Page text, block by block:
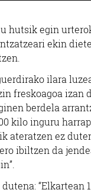
hutsik egin
ekin
ilara
freskoagoa izan
berdela
kilo inguru
ateratzen ez
ibiltzen da
“Elkartean